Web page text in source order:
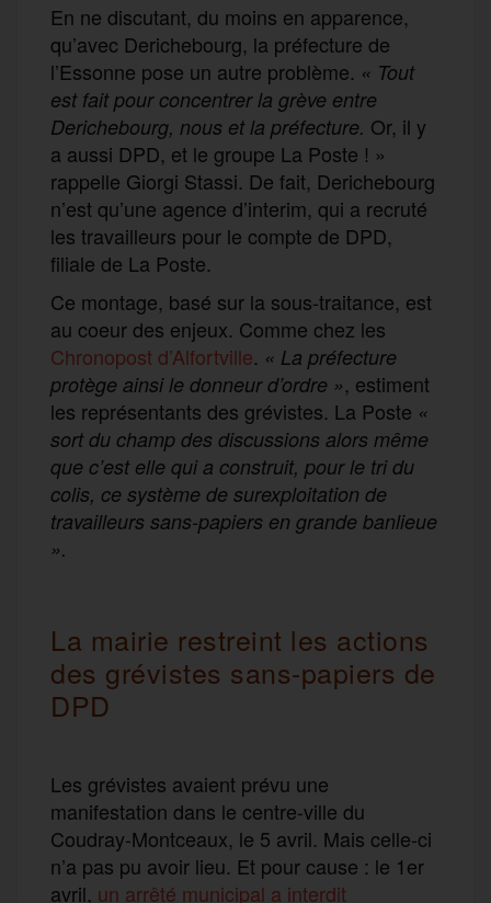
En ne discutant, du moins en apparence,
qu’avec Derichebourg, la préfecture de
l’Essonne pose un autre problème. « Tout
est fait pour concentrer la grève entre
Derichebourg, nous et la préfecture. Or, il y
a aussi DPD, et le groupe La Poste ! »
rappelle Giorgi Stassi. De fait, Derichebourg
n’est qu’une agence d’interim, qui a recruté
les travailleurs pour le compte de DPD,
filiale de La Poste.
Ce montage, basé sur la sous-traitance, est
au coeur des enjeux. Comme chez les
Chronopost d’Alfortville. « La préfecture
protège ainsi le donneur d’ordre », estiment
les représentants des grévistes. La Poste «
sort du champ des discussions alors même
que c’est elle qui a construit, pour le tri du
colis, ce système de surexploitation de
travailleurs sans-papiers en grande banlieue
».
La mairie restreint les actions
des grévistes sans-papiers de
DPD
Les grévistes avaient prévu une
manifestation dans le centre-ville du
Coudray-Montceaux, le 5 avril. Mais celle-ci
n’a pas pu avoir lieu. Et pour cause : le 1er
avril, un arrêté municipal a interdit